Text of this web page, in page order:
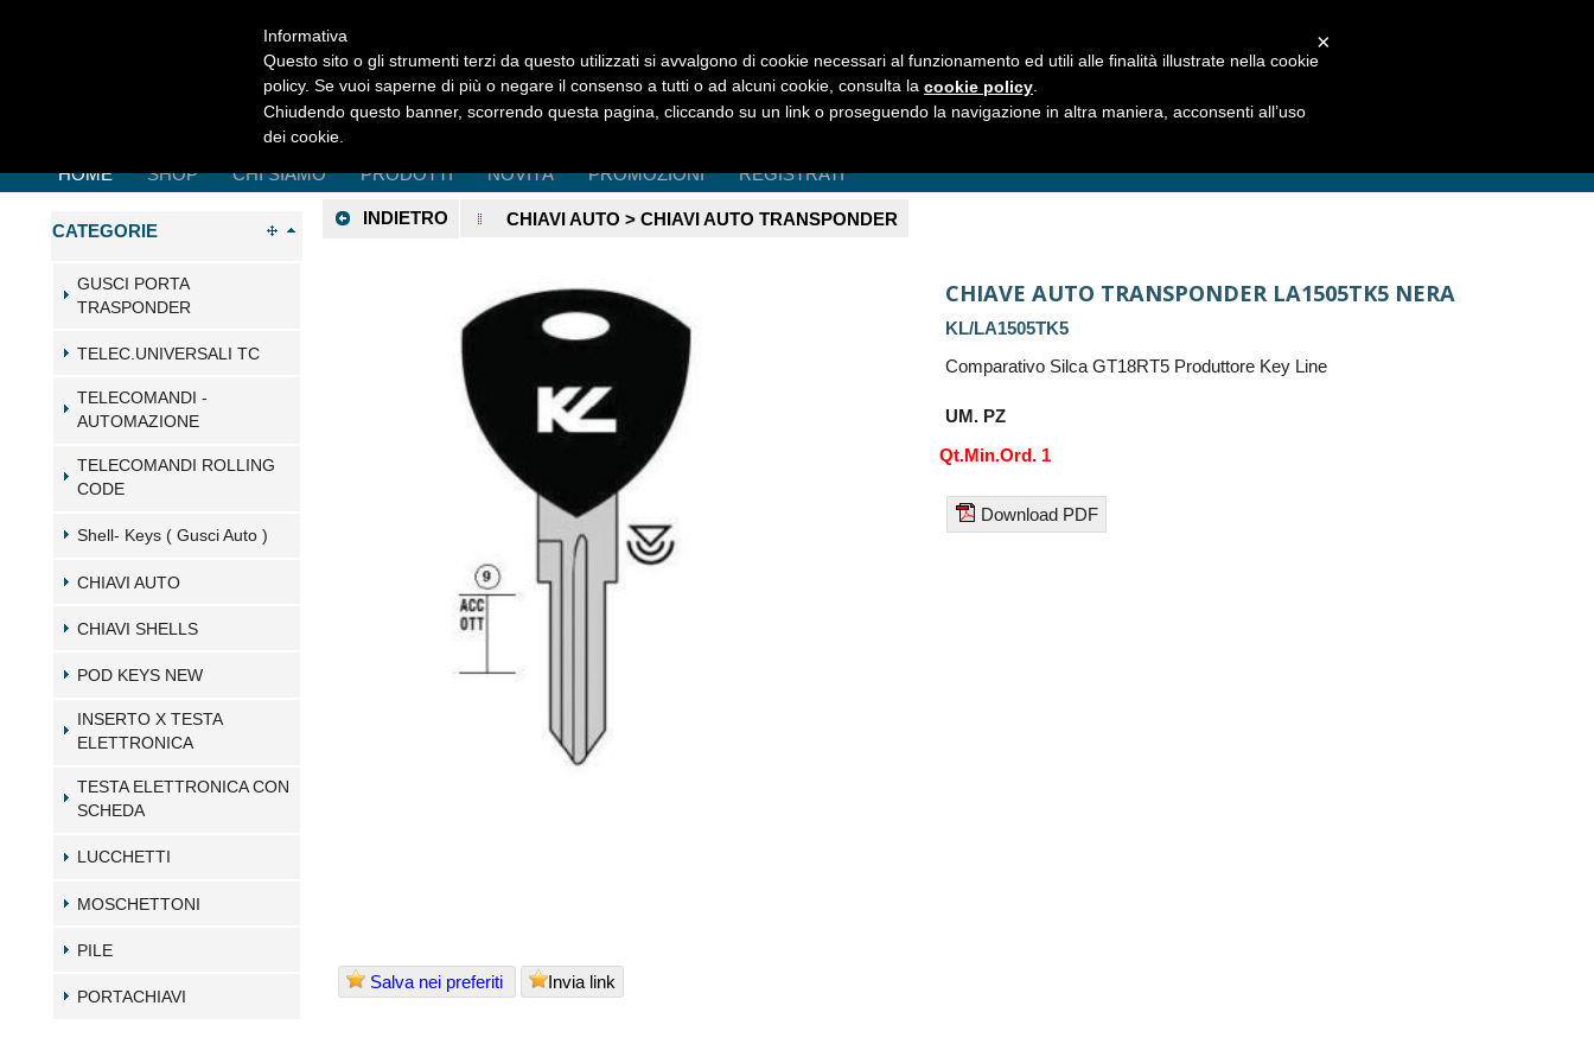
HOME SHOP CHI SIAMO PRODOTTI NOVITÀ PROMOZIONI REGISTRATI
CATEGORIE
GUSCI PORTA
TRASPONDER
TELEC.UNIVERSALI TC
TELECOMANDI -
AUTOMAZIONE
TELECOMANDI ROLLING
CODE
Shell- Keys ( Gusci Auto )
CHIAVI AUTO
CHIAVI SHELLS
POD KEYS NEW
INSERTO X TESTA
ELETTRONICA
TESTA ELETTRONICA CON
SCHEDA
LUCCHETTI
MOSCHETTONI
PILE
PORTACHIAVI
INDIETRO CHIAVI AUTO > CHIAVI AUTO TRANSPONDER
CHIAVE AUTO TRANSPONDER LA1505TK5 NERA
KL/LA1505TK5
Comparativo Silca GT18RT5 Produttore Key Line
UM. PZ
Qt.Min.Ord. 1
Download PDF
Salva nei preferiti Invia link
×
Informativa
Questo sito o gli strumenti terzi da questo utilizzati si avvalgono di cookie necessari al funzionamento ed utili alle finalità illustrate nella cookie
policy. Se vuoi saperne di più o negare il consenso a tutti o ad alcuni cookie, consulta la cookie policy
Chiudendo questo banner, scorrendo questa pagina, cliccando su un link o proseguendo la navigazione in altra maniera, acconsenti all’uso
dei cookie.